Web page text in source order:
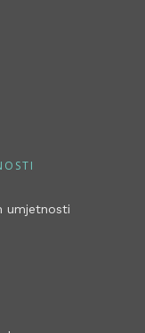
umjetnosti